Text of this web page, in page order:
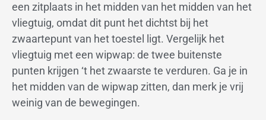
een zitplaats in het midden van het midden van het
vliegtuig, omdat dit punt het dichtst bij het
zwaartepunt van het toestel ligt. Vergelijk het
vliegtuig met een wipwap: de twee buitenste
punten krijgen ‘t het zwaarste te verduren. Ga je in
het midden van de wipwap zitten, dan merk je vrij
weinig van de bewegingen.